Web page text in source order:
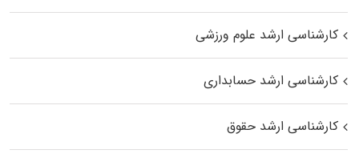
کارشناسی ارشد علوم ورزشی
کارشناسی ارشد حسابداری
کارشناسی ارشد حقوق